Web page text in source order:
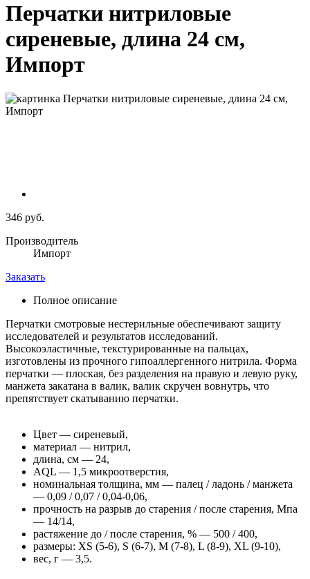
Перчатки нитриловые
сиреневые, длина 24 см,
Импорт
346 руб.
Производитель
Импорт
Заказать
Полное описание
Перчатки смотровые нестерильные обеспечивают защиту
исследователей и результатов исследований.
Высокоэластичные, текстурированные на пальцах,
изготовлены из прочного гипоаллергенного нитрила. Форма
перчатки — плоская, без разделения на правую и левую руку,
манжета закатана в валик, валик скручен вовнутрь, что
препятствует скатыванию перчатки.
Цвет — сиреневый,
материал — нитрил,
длина, см — 24,
AQL — 1,5 микроотверстия,
номинальная толщина, мм — палец / ладонь / манжета
— 0,09 / 0,07 / 0,04-0,06,
прочность на разрыв до старения / после старения, Мпа
— 14/14,
растяжение до / после старения, % — 500 / 400,
размеры: XS (5-6), S (6-7), M (7-8), L (8-9), XL (9-10),
вес, г — 3,5.